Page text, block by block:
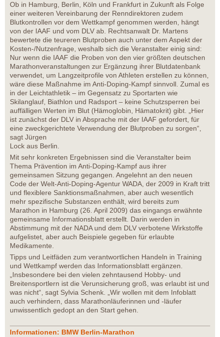
Ob in Hamburg, Berlin, Köln und Frankfurt in Zukunft als Folge
einer weiteren Vereinbarung der Renndirektoren zudem
Blutkontrollen vor dem Wettkampf genommen werden, hängt
von der IAAF und vom DLV ab. Rechtsanwalt Dr. Martens
bewertete die teureren Blutproben auch unter dem Aspekt der
Kosten-/Nutzenfrage, weshalb sich die Veranstalter einig sind:
Nur wenn die IAAF die Proben von den vier größten deutschen
Marathonveranstaltungen zur Ergänzung ihrer Blutdatenbank
verwendet, um Langzeitprofile von Athleten erstellen zu können,
wäre diese Maßnahme im Anti-Doping-Kampf sinnvoll. Zumal es
in der Leichtathletik – im Gegensatz zu Sportarten wie
Skilanglauf, Biathlon und Radsport – keine Schutzsperren bei
auffälligen Werten im Blut (Hämoglobin, Hämatokrit) gibt. „Hier
ist zunächst der DLV in Absprache mit der IAAF gefordert, für
eine zweckgerichtete Verwendung der Blutproben zu sorgen“,
sagt Jürgen
Lock aus Berlin.
Mit sehr konkreten Ergebnissen sind die Veranstalter beim
Thema Prävention im Anti-Doping-Kampf aus ihrer
gemeinsamen Sitzung gegangen. Angelehnt an den neuen
Code der Welt-Anti-Doping-Agentur WADA, der 2009 in Kraft tritt
und flexiblere Sanktionsmaßnahmen, aber auch wesentlich
mehr spezifische Substanzen enthält, wird bereits zum
Marathon in Hamburg (26. April 2009) das eingangs erwähnte
gemeinsame Informationsblatt erstellt. Darin werden in
Abstimmung mit der NADA und dem DLV verbotene Wirkstoffe
aufgelistet, aber auch Beispiele gegeben für erlaubte
Medikamente.
Tipps und Leitfäden zum verantwortlichen Handeln in Training
und Wettkampf werden das Informationsblatt ergänzen.
„Insbesondere bei den vielen zehntausend Hobby- und
Breitensportlern ist die Verunsicherung groß, was erlaubt ist und
was nicht“, sagt Sylvia Schenk. „Wir wollen mit dem Infoblatt
auch verhindern, dass Marathonläuferinnen und -läufer
unwissentlich gedopt an den Start gehen.
Informationen: BMW Berlin-Marathon